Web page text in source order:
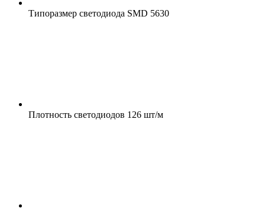
Типоразмер светодиода SMD 5630
Плотность светодиодов 126 шт/м